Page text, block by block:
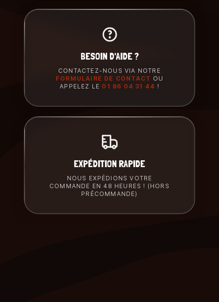
BESOIN D'AIDE ?
CONTACTEZ-NOUS VIA NOTRE
FORMULAIRE DE CONTACT OU
APPELEZ LE 01 86 04 31 44 !
EXPÉDITION RAPIDE
NOUS EXPÉDIONS VOTRE
COMMANDE EN 48 HEURES ! (HORS
PRÉCOMMANDE)